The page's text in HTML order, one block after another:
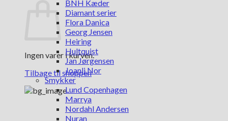
Ingen varer i kurven.
Tilbage til shoppen
BNH Kæder
Diamant serier
Flora Danica
Georg Jensen
Heiring
Hultquist
Jan Jørgensen
Joanli Nor
Smykker
Lund Copenhagen
Marrya
Nordahl Andersen
Nuran